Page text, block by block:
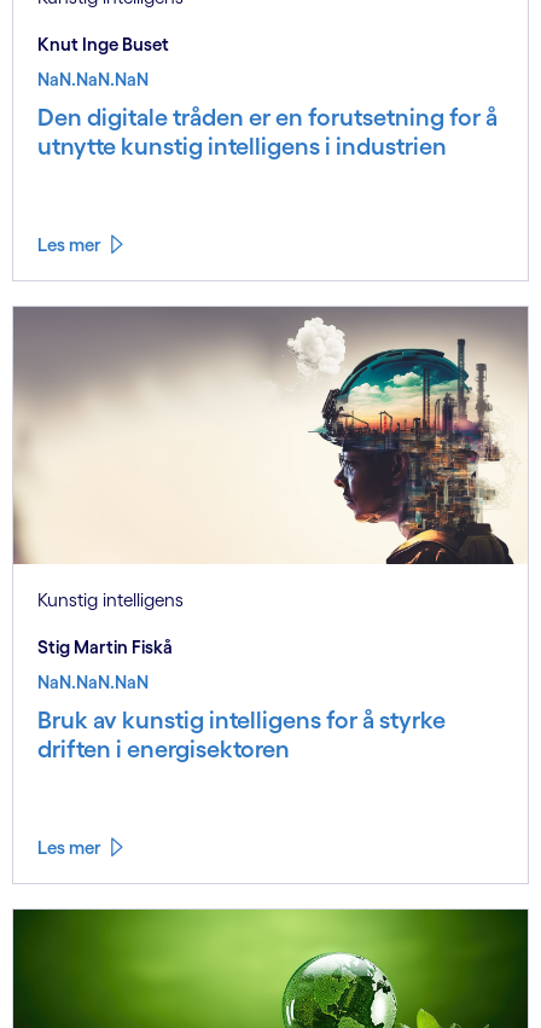
Knut Inge Buset
NaN.NaN.NaN
Den digitale tråden er en forutsetning for å
utnytte kunstig intelligens i industrien
Les mer
Kunstig intelligens
Stig Martin Fiskå
NaN.NaN.NaN
Bruk av kunstig intelligens for å styrke
driften i energisektoren
Les mer